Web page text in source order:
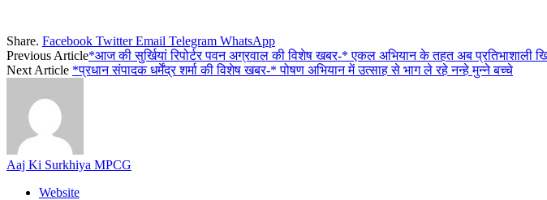
Share. Facebook Twitter Email Telegram WhatsApp
Previous Article*आज की सुर्खियां रिपोर्टर पवन अग्रवाल की विशेष खबर-* एकल अभियान के तहत अब प्रतिभाशाली
Next Article *प्रधान संपादक धर्मेंद्र शर्मा की विशेष खबर-* पोषण अभियान में उत्साह से भाग ले रहे नन्हे मुन्ने बच्चे
Aaj Ki Surkhiya MPCG
Website